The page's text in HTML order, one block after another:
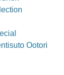
Ootori